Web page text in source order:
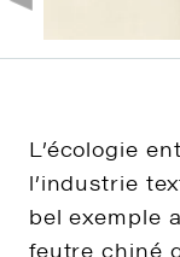
L’écologie
l’industrie
bel exemple
feutre chiné